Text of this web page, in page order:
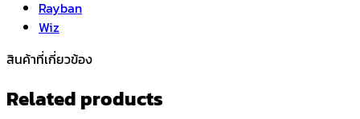
Rayban
Wiz
สินค้าที่เกี่ยวข้อง
Related products